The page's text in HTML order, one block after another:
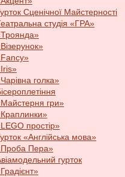
Сценічної Майстерності
студія «ГРА»
голка»
гри»
простір»
«Англійська мова»
Пера»
гурток